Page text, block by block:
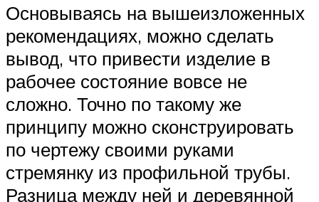
Основываясь на вышеизложенных
рекомендациях, можно сделать
вывод, что привести изделие в
рабочее состояние вовсе не
сложно. Точно по такому же
принципу можно сконструировать
по чертежу своими руками
стремянку из профильной трубы.
Разница между ней и деревянной